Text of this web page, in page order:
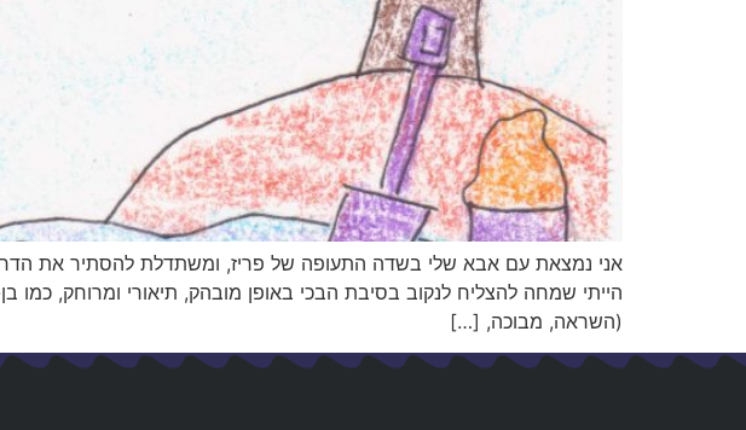
אני נמצאת עם אבא שלי בשדה התעופה של פריז, ומשתדלת להסתיר את
הייתי שמחה להצליח לנקוב בסיבת הבכי באופן מובהק, תיאורי ומרוחק,
(השראה, מבוכה, […]